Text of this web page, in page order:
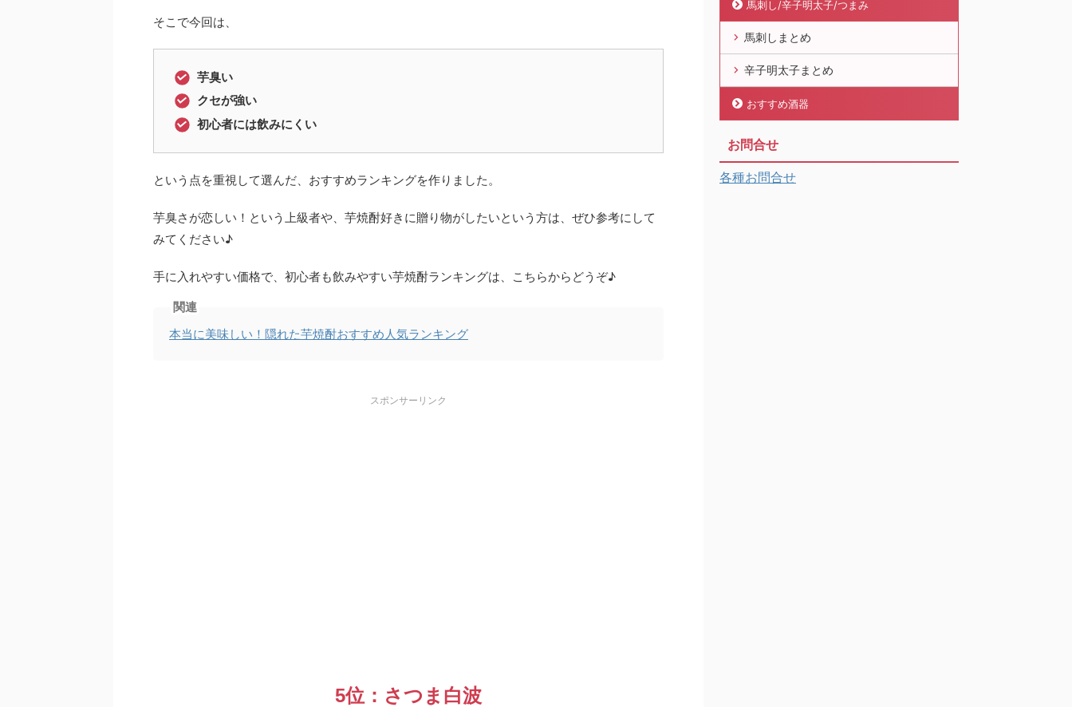
そこで今回は、
芋臭い
クセが強い
初心者には飲みにくい
という点を重視して選んだ、おすすめランキングを作りました。
芋臭さが恋しい！という上級者や、芋焼酎好きに贈り物がしたいという方は、ぜひ参考にして
みてください♪
手に入れやすい価格で、初心者も飲みやすい芋焼酎ランキングは、こちらからどうぞ♪
関連
本当に美味しい！隠れた芋焼酎おすすめ人気ランキング
スポンサーリンク
5位：さつま白波
馬刺し/辛子明太子/つまみ
馬刺しまとめ
辛子明太子まとめ
おすすめ酒器
お問合せ
各種お問合せ